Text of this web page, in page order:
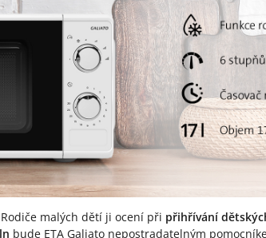
malých dětí ji ocení při přihřívání
bude ETA Galiato nepostradatelným